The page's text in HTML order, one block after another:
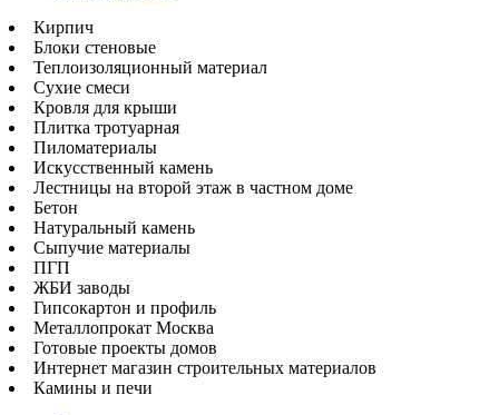
Кирпич
Блоки стеновые
Теплоизоляционный материал
Сухие смеси
Кровля для крыши
Плитка тротуарная
Пиломатериалы
Искусственный камень
Лестницы на второй этаж в частном доме
Бетон
Натуральный камень
Сыпучие материалы
ПГП
ЖБИ заводы
Гипсокартон и профиль
Металлопрокат Москва
Готовые проекты домов
Интернет магазин строительных материалов
Камины и печи